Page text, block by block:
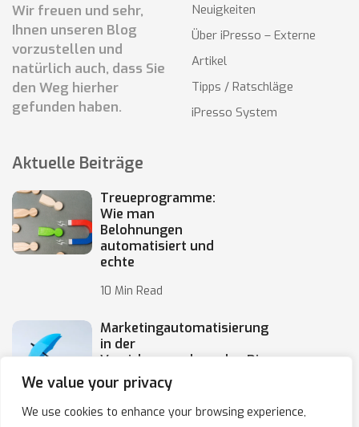
We value your privacy
We use cookies to enhance your browsing experience,
Wir freuen und sehr,
Ihnen unseren Blog
vorzustellen und
natürlich auch, dass Sie
den Weg hierher
gefunden haben.
Neuigkeiten
Über iPresso – Externe
Artikel
Tipps / Ratschläge
iPresso System
Aktuelle Beiträge
Treueprogramme:
Wie man
Belohnungen
automatisiert und
echte
10 Min Read
Marketingautomatisierung
in der
Versicherungsbranche: Die
Automatisierung von
10 Min Read